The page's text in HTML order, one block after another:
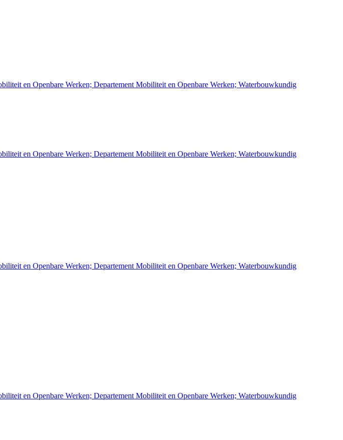
en Openbare Werken; Departement Mobiliteit en Openbare Werken; Waterbouwkundig
en Openbare Werken; Departement Mobiliteit en Openbare Werken; Waterbouwkundig
en Openbare Werken; Departement Mobiliteit en Openbare Werken; Waterbouwkundig
en Openbare Werken; Departement Mobiliteit en Openbare Werken; Waterbouwkundig